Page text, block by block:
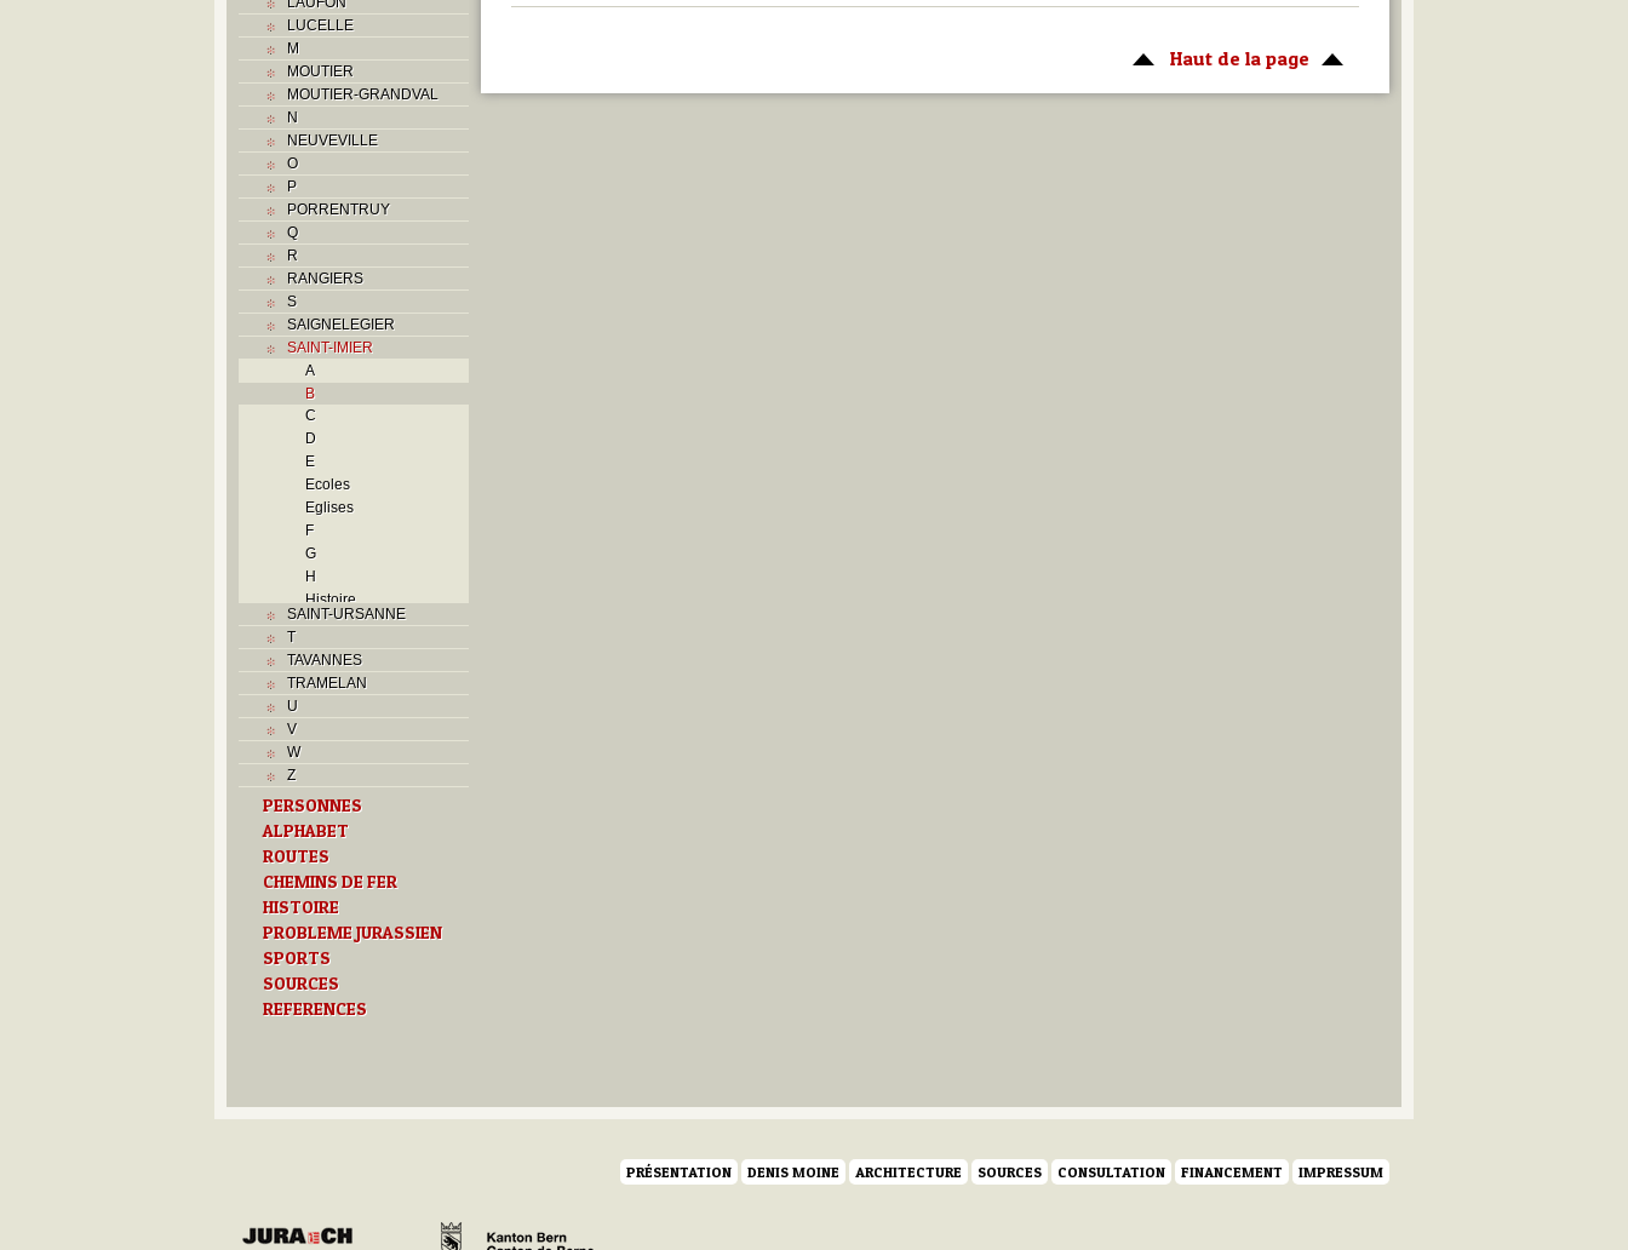
LUCELLE
M
MOUTIER
MOUTIER-GRANDVAL
N
NEUVEVILLE
O
P
PORRENTRUY
Q
R
RANGIERS
S
SAIGNELEGIER
SAINT-IMIER
A
B
C
D
E
Ecoles
Eglises
F
G
H
Histoire
I
J
K
P
Problème jurassien
Q
R
S
T
Textes
U
Z
SAINT-URSANNE
T
TAVANNES
TRAMELAN
U
V
W
Z
PERSONNES
ALPHABET
ROUTES
CHEMINS DE FER
HISTOIRE
PROBLEME JURASSIEN
SPORTS
SOURCES
REFERENCES
Haut de la page
PRÉSENTATION DENIS MOINE ARCHITECTURE SOURCES CONSULTATION FINANCEMENT IMPRESSUM